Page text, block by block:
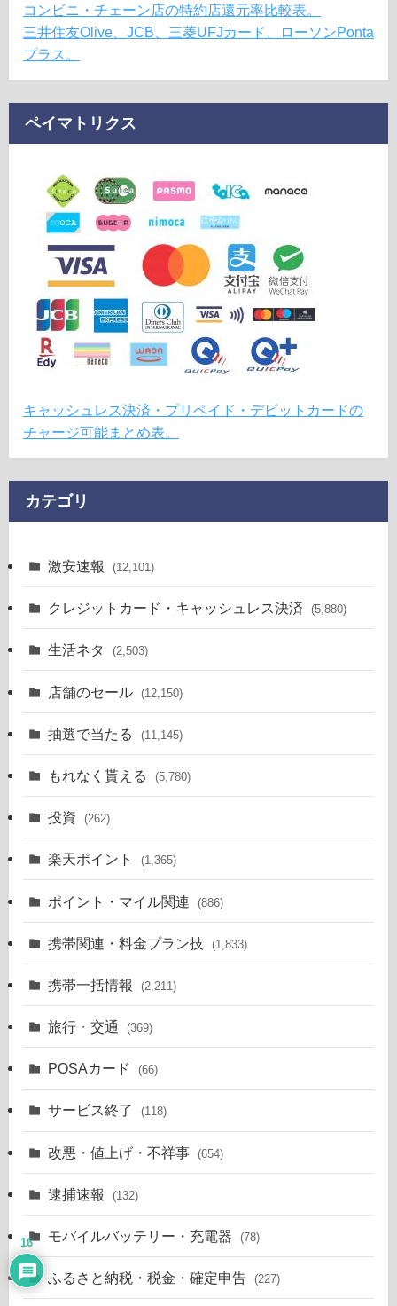
コンビニ・チェーン店の特約店還元率比較表。
三井住友Olive、JCB、三菱UFJカード、ローソンPonta
プラス。
ペイマトリクス
キャッシュレス決済・プリペイド・デビットカードの
チャージ可能まとめ表。
カテゴリ
激安速報 (12,101)
クレジットカード・キャッシュレス決済 (5,880)
生活ネタ (2,503)
店舗のセール (12,150)
抽選で当たる (11,145)
もれなく貰える (5,780)
投資 (262)
楽天ポイント (1,365)
ポイント・マイル関連 (886)
携帯関連・料金プラン技 (1,833)
携帯一括情報 (2,211)
旅行・交通 (369)
POSAカード (66)
サービス終了 (118)
改悪・値上げ・不祥事 (654)
逮捕速報 (132)
モバイルバッテリー・充電器 (78)
ふるさと納税・税金・確定申告 (227)
16